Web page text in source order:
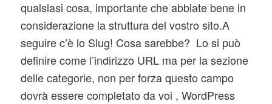
qualsiasi cosa, importante che abbiate bene in
considerazione la struttura del vostro sito.A
seguire c’è lo Slug! Cosa sarebbe? Lo si può
definire come l’indirizzo URL ma per la sezione
delle categorie, non per forza questo campo
dovrà essere completato da voi , WordPress